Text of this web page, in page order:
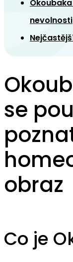
nevolnosti
se
obraz
Co je